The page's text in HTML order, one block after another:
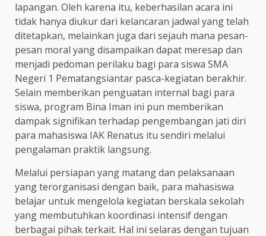
lapangan. Oleh karena itu, keberhasilan acara ini
tidak hanya diukur dari kelancaran jadwal yang telah
ditetapkan, melainkan juga dari sejauh mana pesan-
pesan moral yang disampaikan dapat meresap dan
menjadi pedoman perilaku bagi para siswa SMA
Negeri 1 Pematangsiantar pasca-kegiatan berakhir.
Selain memberikan penguatan internal bagi para
siswa, program Bina Iman ini pun memberikan
dampak signifikan terhadap pengembangan jati diri
para mahasiswa IAK Renatus itu sendiri melalui
pengalaman praktik langsung.
Melalui persiapan yang matang dan pelaksanaan
yang terorganisasi dengan baik, para mahasiswa
belajar untuk mengelola kegiatan berskala sekolah
yang membutuhkan koordinasi intensif dengan
berbagai pihak terkait. Hal ini selaras dengan tujuan